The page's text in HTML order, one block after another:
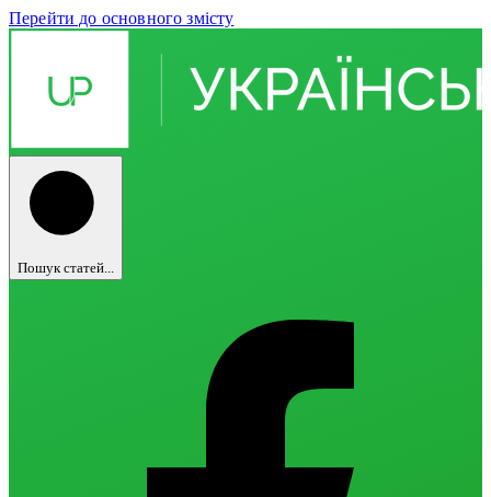
Перейти до основного змісту
Пошук статей...